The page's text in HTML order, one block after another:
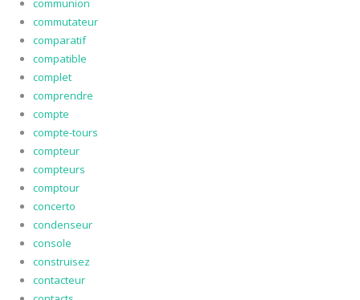
communion
commutateur
comparatif
compatible
complet
comprendre
compte
compte-tours
compteur
compteurs
comptour
concerto
condenseur
console
construisez
contacteur